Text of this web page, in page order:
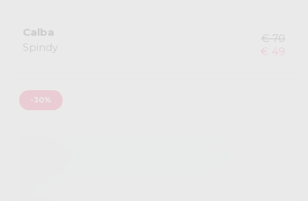
Calba
Spindy
€ 70
€ 49
-30%